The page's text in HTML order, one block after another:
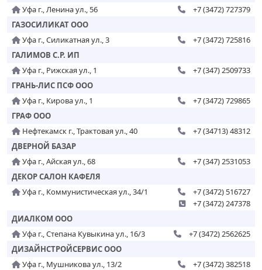
Уфа г., Ленина ул., 56
+7 (3472) 727379
ГАЗОСИЛИКАТ ООО
Уфа г., Силикатная ул., 3
+7 (3472) 725816
ГАЛИМОВ С.Р. ИП
Уфа г., Рижская ул., 1
+7 (347) 2509733
ГРАНЬ-ЛИС ПСФ ООО
Уфа г., Кирова ул., 1
+7 (3472) 729865
ГРАФ ООО
Нефтекамск г., Трактовая ул., 40
+7 (34713) 48312
ДВЕРНОЙ БАЗАР
Уфа г., Айская ул., 68
+7 (347) 2531053
ДЕКОР САЛОН КАФЕЛЯ
Уфа г., Коммунистическая ул., 34/1
+7 (3472) 516727
+7 (3472) 247378
ДИАЛКОМ ООО
Уфа г., Степана Кувыкина ул., 16/3
+7 (3472) 2562625
ДИЗАЙНСТРОЙСЕРВИС ООО
Уфа г., Мушникова ул., 13/2
+7 (3472) 382518